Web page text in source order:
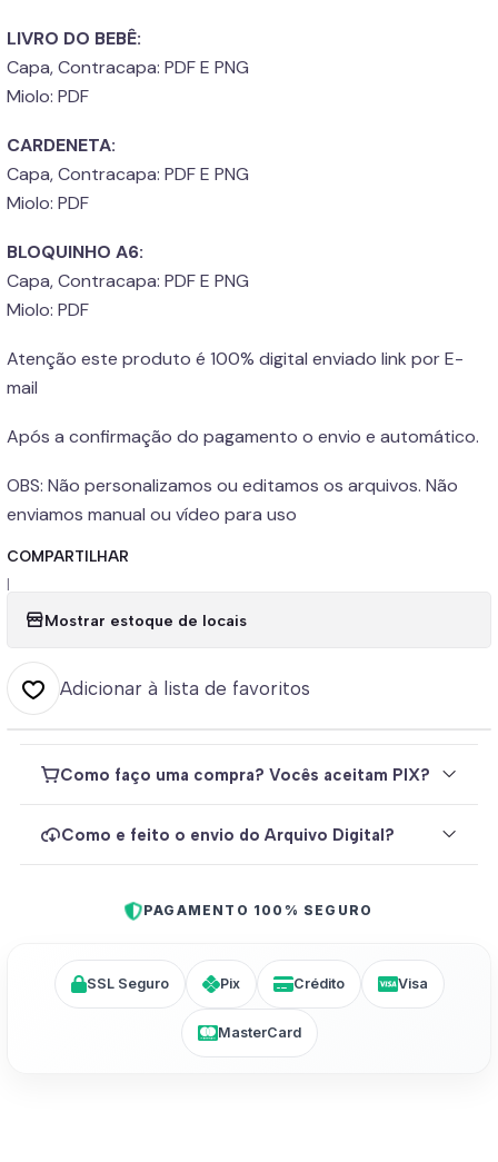
LIVRO DO BEBÊ:
Capa, Contracapa: PDF E PNG
Miolo: PDF
CARDENETA:
Capa, Contracapa: PDF E PNG
Miolo: PDF
BLOQUINHO A6:
Capa, Contracapa: PDF E PNG
Miolo: PDF
Atenção este produto é 100% digital enviado link por E-
mail
Após a confirmação do pagamento o envio e automático.
OBS: Não personalizamos ou editamos os arquivos. Não
enviamos manual ou vídeo para uso
COMPARTILHAR
|
Mostrar estoque de locais
Adicionar à lista de favoritos
Como faço uma compra? Vocês aceitam PIX?
Como e feito o envio do Arquivo Digital?
PAGAMENTO 100% SEGURO
SSL Seguro Pix Crédito Visa
MasterCard